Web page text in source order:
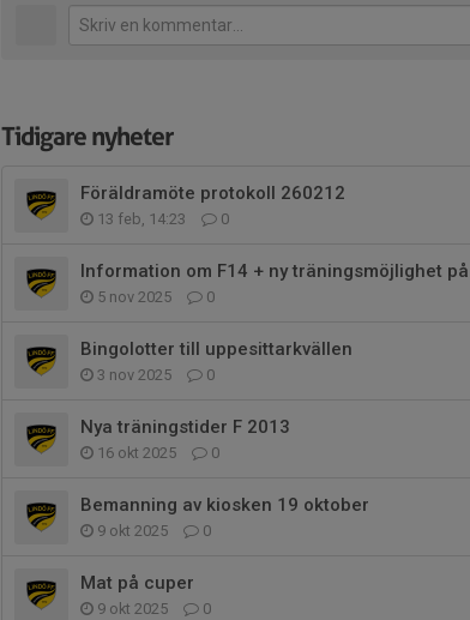
Tidigare nyheter
Föräldramöte protokoll 260212
13 feb, 14:23 0
Information om F14 + ny träningsmöjlighet
5 nov 2025 0
Bingolotter till uppesittarkvällen
3 nov 2025 0
Nya träningstider F 2013
16 okt 2025 0
Bemanning av kiosken 19 oktober
9 okt 2025 0
Mat på cuper
9 okt 2025 0